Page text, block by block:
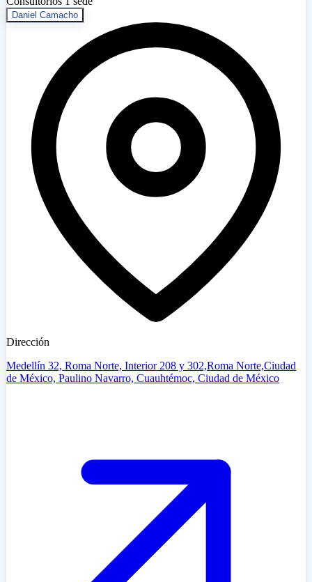
Daniel Camacho
Dirección
Medellín 32, Roma Norte, Interior 208 y 302,Roma Norte,Ciudad
de México, Paulino Navarro, Cuauhtémoc, Ciudad de México